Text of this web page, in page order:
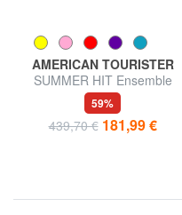
AMERICAN TOURISTER
SUMMER HIT Ensemble
cabine + trolley moyen + grand
59%
439,70 € 181,99 €